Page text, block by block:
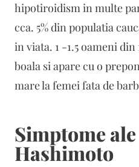
hipotiroidism in multe
cca. 5% din populatia
in viata. 1 -1.5 oameni din
boala si apare cu o
mare la femei fata de
Simptome
Hashimoto